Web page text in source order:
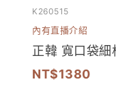
K260515
內有直播介紹
正韓 寬口袋細
1380